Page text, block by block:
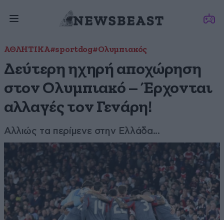
ΑΘΛΗΤΙΚΑ#sportdog#Ολυμπιακός
Δεύτερη ηχηρή αποχώρηση
στον Ολυμπιακό – Έρχονται
αλλαγές τον Γενάρη!
Αλλιώς τα περίμενε στην Ελλάδα...